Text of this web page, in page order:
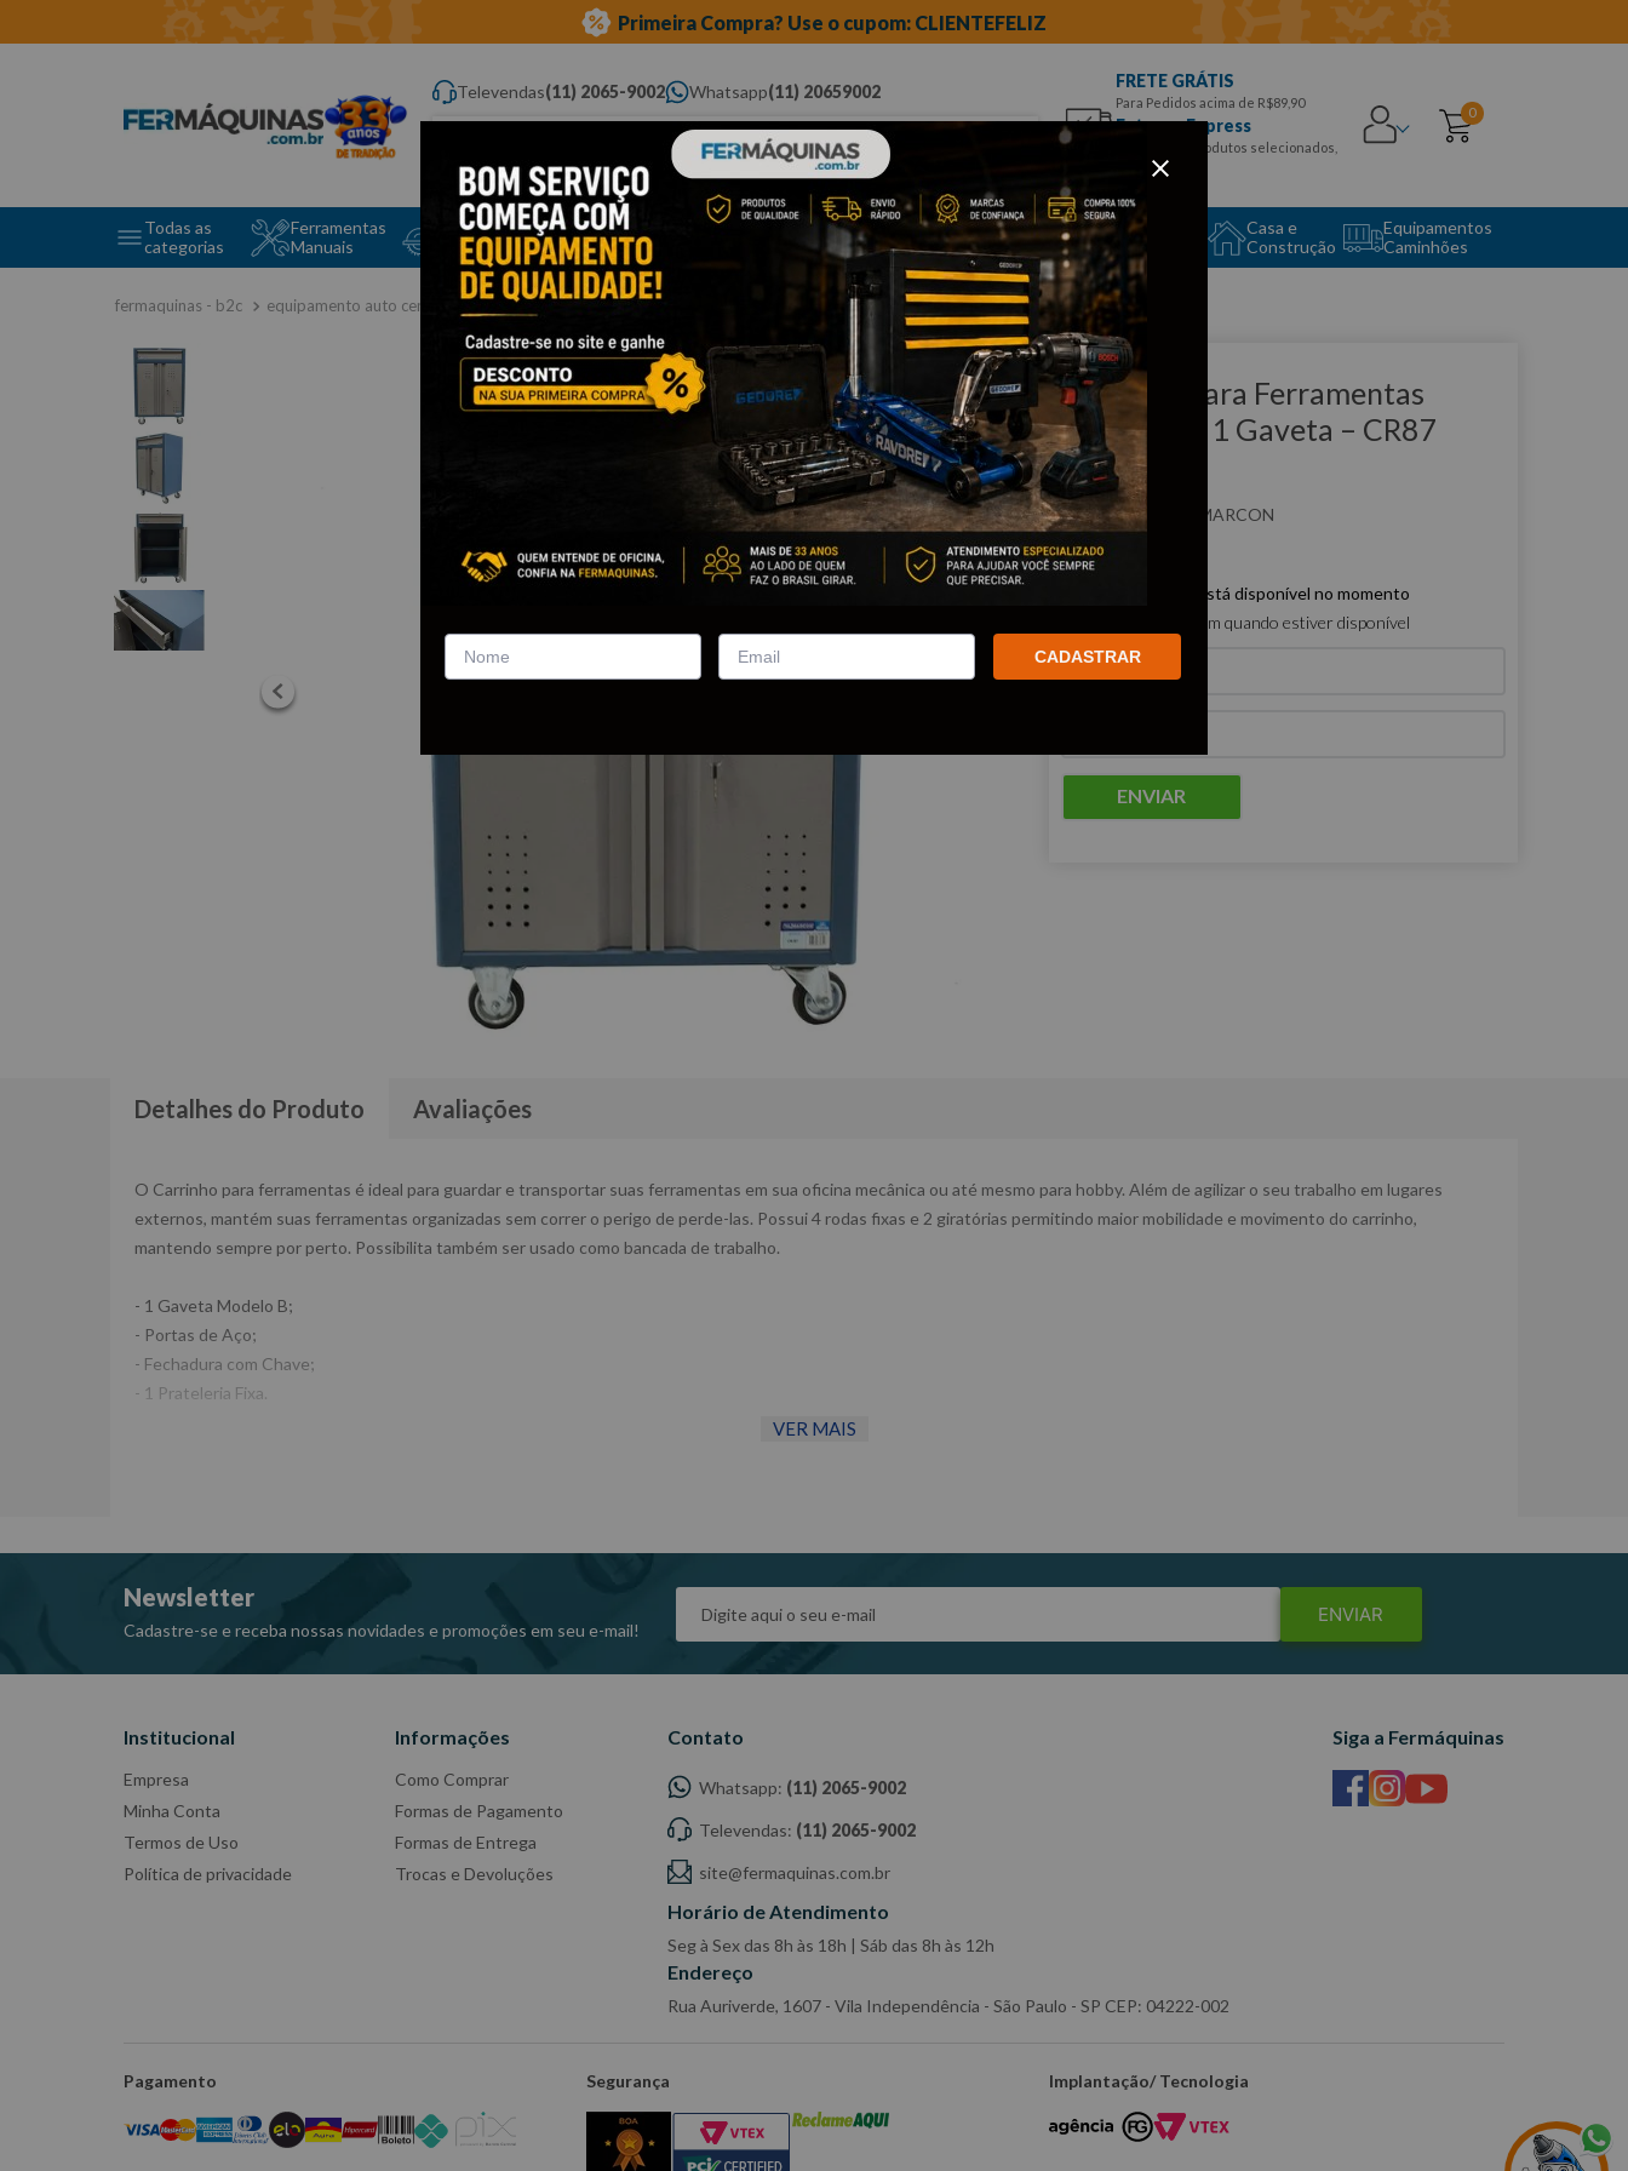
Primeira Compra? Use o cupom: CLIENTEFELIZ
Televendas(11) 2065-9002 Whatsapp(11) 20659002
Digite aqui o que você procura...
FRETE GRÁTIS
Para Pedidos acima de R$89,90
Entrega Express
para CEPS e produtos selecionados,
Aproveite!
0
Todas as
categorias
Ferramentas
Manuais
Ferramentas Elétricas
e Máquinas
Ferramentas
Ferramentas
Automotivas Especiais
Equipamento
Auto Center
Casa e
Construção
Equipamentos
Caminhões
equipamento auto center móveis para oficina carrinhos
Clique e veja!
Carrinho para Ferramentas
Fechado c/ 1 Gaveta – CR87
MARCON
:CR87 MARCON
Este produto não está disponível no momento
Quero que me avisem quando estiver disponível
ENVIAR
Detalhes do Produto Avaliações
O Carrinho para ferramentas é ideal para guardar e transportar suas ferramentas em sua oficina mecânica ou até mesmo para hobby. Além de agilizar o seu trabalho em lugares
externos, mantém suas ferramentas organizadas sem correr o perigo de perde-las. Possui 4 rodas fixas e 2 giratórias permitindo maior mobilidade e movimento do carrinho,
mantendo sempre por perto. Possibilita também ser usado como bancada de trabalho.
- 1 Gaveta Modelo B;
- Portas de Aço;
- Fechadura com Chave;
- 1 Prateleria Fixa.
Rodas: 2 fixas de 3” (RM-83);
2 Giratórias 3” (9RM-95).
Ref: CR87
-Todas as informações divulgadas são de responsabilidade do Fabricante/ Fornecedor.
VER MAIS
Newsletter
Cadastre-se e receba nossas novidades e promoções em seu e-mail!
ENVIAR
Institucional
Empresa
Minha Conta
Termos de Uso
Política de privacidade
Informações
Como Comprar
Formas de Pagamento
Formas de Entrega
Trocas e Devoluções
Contato
Whatsapp: (11) 2065-9002
Televendas: (11) 2065-9002
site@fermaquinas.com.br
Horário de Atendimento
Seg à Sex das 8h às 18h | Sáb das 8h às 12h
Endereço
Rua Auriverde, 1607 - Vila Independência - São Paulo - SP CEP: 04222-002
Siga a Fermáquinas
Pagamento Segurança Implantação/ Tecnologia
CADASTRAR